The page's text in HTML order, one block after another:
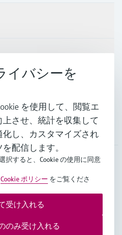
Group Services AG
護
イバシーを
を使用して、閲覧エ
させ、統計を収集して
し、カスタマイズされ
配信します。
択すると、Cookie の使用に同意
Cookie ポリシー をご覧くださ
のみ受け入れる
受け入れる